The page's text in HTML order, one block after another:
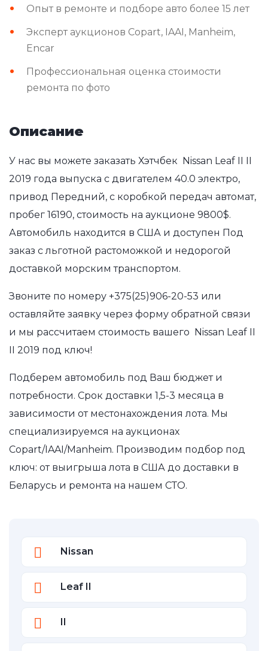
Опыт в ремонте и подборе авто более 15 лет
Эксперт аукционов Copart, IAAI, Manheim,
Encar
Профессиональная оценка стоимости
ремонта по фото
Описание
У нас вы можете заказать Хэтчбек Nissan Leaf II II
2019 года выпуска с двигателем 40.0 электро,
привод Передний, с коробкой передач автомат,
пробег 16190, стоимость на аукционе 9800$.
Автомобиль находится в США и доступен Под
заказ с льготной растоможкой и недорогой
доставкой морским транспортом.
Звоните по номеру +375(25)906-20-53 или
оставляйте заявку через форму обратной связи
и мы рассчитаем стоимость вашего Nissan Leaf II
II 2019 под ключ!
Подберем автомобиль под Ваш бюджет и
потребности. Срок доставки 1,5-3 месяца в
зависимости от местонахождения лота. Мы
специализируемся на аукционах
Copart/IAAI/Manheim. Производим подбор под
ключ: от выигрыша лота в США до доставки в
Беларусь и ремонта на нашем СТО.
Nissan
Leaf II
II